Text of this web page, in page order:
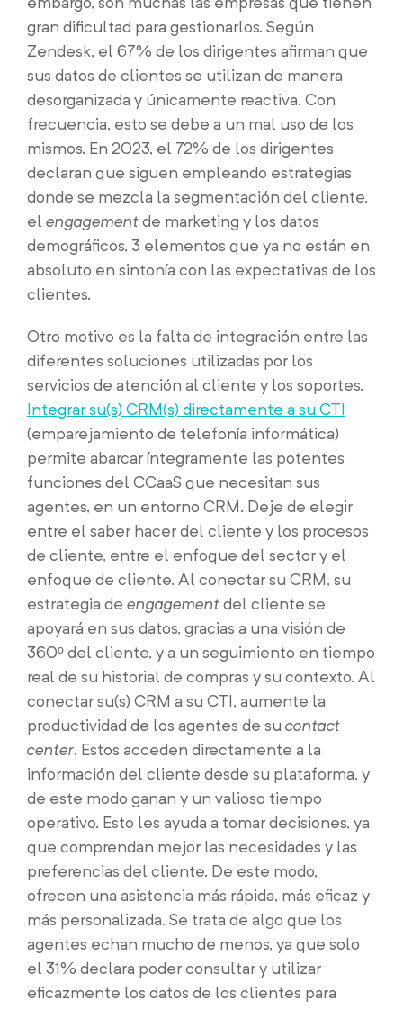
gran dificultad para gestionarlos. Según
Zendesk, el 67% de los dirigentes afirman que
sus datos de clientes se utilizan de manera
desorganizada y únicamente reactiva. Con
frecuencia, esto se debe a un mal uso de los
mismos. En 2023, el 72% de los dirigentes
declaran que siguen empleando estrategias
donde se mezcla la segmentación del cliente,
el engagementde marketing y los datos
demográficos, 3 elementos que ya no están en
absoluto en sintonía con las expectativas de los
clientes.
Otro motivo es la falta de integración entre las
diferentes soluciones utilizadas por los
servicios de atención al cliente y los soportes.
Integrar su(s) CRM(s) directamente a su CTI
(emparejamiento de telefonía informática)
permite abarcar íntegramente las potentes
funciones del CCaaS que necesitan sus
agentes, en un entorno CRM. Deje de elegir
entre el saber hacer del cliente y los procesos
de cliente, entre el enfoque del sector y el
enfoque de cliente. Al conectar su CRM, su
estrategia de engagementdel cliente se
apoyará en sus datos, gracias a una visión de
360º del cliente, y a un seguimiento en tiempo
real de su historial de compras y su contexto. Al
conectar su(s) CRM a su CTI, aumente la
productividad de los agentes de su contact
center. Estos acceden directamente a la
información del cliente desde su plataforma, y
de este modo ganan y un valioso tiempo
operativo. Esto les ayuda a tomar decisiones, ya
que comprendan mejor las necesidades y las
preferencias del cliente. De este modo,
ofrecen una asistencia más rápida, más eficaz y
más personalizada. Se trata de algo que los
agentes echan mucho de menos, ya que solo
el 31% declara poder consultar y utilizar
eficazmente los datos de los clientes para